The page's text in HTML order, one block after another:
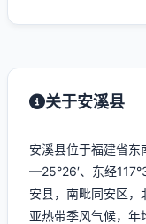
关于安溪县
安溪县位于福建省东
—25°26′、东经
安县，南毗同安区，
亚热带季风气候，